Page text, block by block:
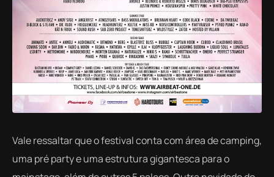
Vale ressaltar que o festival conta com área de camping,
uma pré party e uma estrutura gigantesca para o